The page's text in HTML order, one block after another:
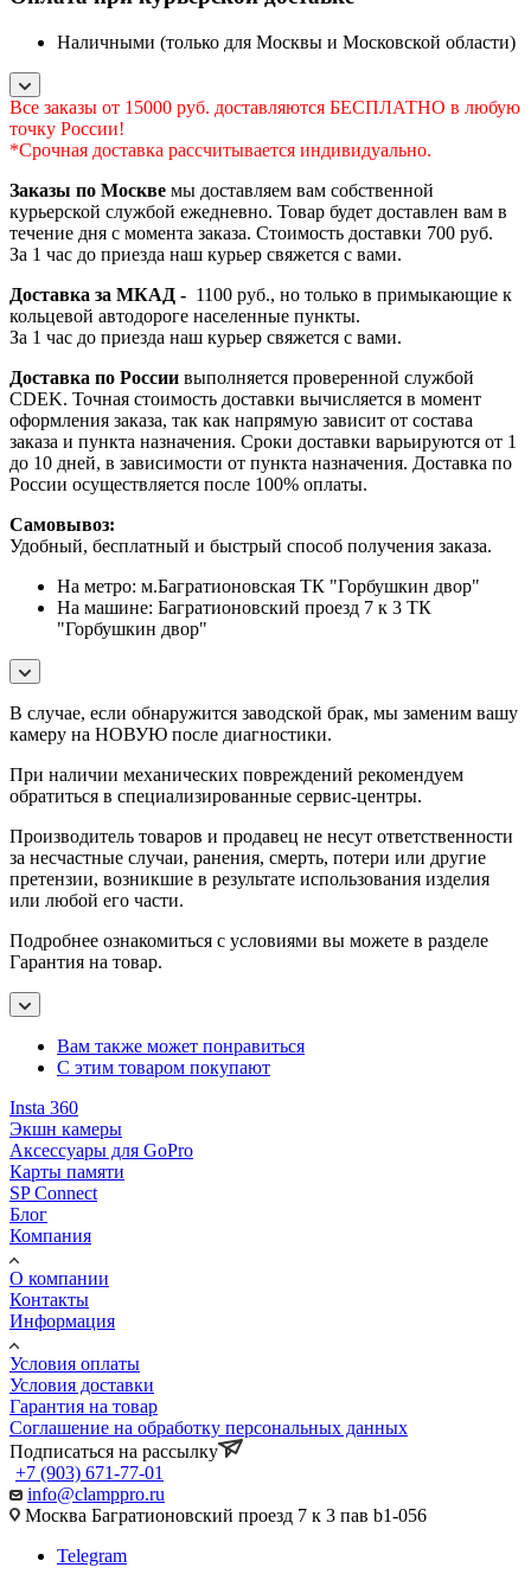
Наличными (только для Москвы и Московской области)
Все заказы от 15000 руб. доставляются БЕСПЛАТНО в любую
точку России!
*Срочная доставка рассчитывается индивидуально.
Заказы по Москве мы доставляем вам собственной
курьерской службой ежедневно. Товар будет доставлен вам в
течение дня с момента заказа. Стоимость доставки 700 руб.
За 1 час до приезда наш курьер свяжется с вами.
Доставка за МКАД - 1100 руб., но только в примыкающие к
кольцевой автодороге населенные пункты.
За 1 час до приезда наш курьер свяжется с вами.
Доставка по России выполняется проверенной службой
CDEK. Точная стоимость доставки вычисляется в момент
оформления заказа, так как напрямую зависит от состава
заказа и пункта назначения. Сроки доставки варьируются от 1
до 10 дней, в зависимости от пункта назначения. Доставка по
России осуществляется после 100% оплаты.
Самовывоз:
Удобный, бесплатный и быстрый способ получения заказа.
На метро: м.Багратионовская ТК "Горбушкин двор"
На машине: Багратионовский проезд 7 к 3 ТК
"Горбушкин двор"
В случае, если обнаружится заводской брак, мы заменим вашу
камеру на НОВУЮ после диагностики.
При наличии механических повреждений рекомендуем
обратиться в специализированные сервис-центры.
Производитель товаров и продавец не несут ответственности
за несчастные случаи, ранения, смерть, потери или другие
претензии, возникшие в результате использования изделия
или любой его части.
Подробнее ознакомиться с условиями вы можете в разделе
Гарантия на товар.
Вам также может понравиться
С этим товаром покупают
Insta 360
Экшн камеры
Аксессуары для GoPro
Карты памяти
SP Connect
Блог
Компания
О компании
Контакты
Информация
Условия оплаты
Условия доставки
Гарантия на товар
Соглашение на обработку персональных данных
Подписаться на рассылку
+7 (903) 671-77-01
info@clamppro.ru
Москва Багратионовский проезд 7 к 3 пав b1-056
Telegram